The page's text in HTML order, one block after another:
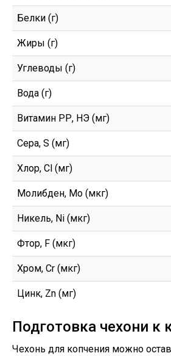
Белки (г)
Жиры (г)
Углеводы (г)
Вода (г)
Витамин РР, НЭ (мг)
Сера, S (мг)
Хлор, Cl (мг)
Молибден, Mo (мкг)
Никель, Ni (мкг)
Фтор, F (мкг)
Хром, Cr (мкг)
Цинк, Zn (мг)
Подготовка чехони к
Чехонь для копчения можно